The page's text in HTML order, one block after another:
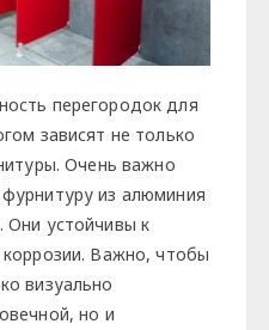
перегородок для
зависят не только
Очень важно
из алюминия
устойчивы к
Важно, чтобы
визуально
но и